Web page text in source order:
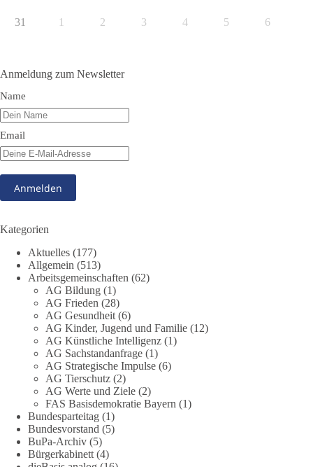
Im Politischen Frühschoppen diskutieren die Teilnehmer das
Verhältnis von Mensch, Natur und Grundgesetz.
Beitrag der AG Strategische Impulse
Kann die Natur Träger eigener Grundrechte sein? Oder würde
eine solche Entwicklung das Fundament unseres
beschäftigte sich die Teilnehmer des Politischen
Frühschoppens der AG Strategische Impulse am 19. Juli 2026.
derzeit in Teilen der Umweltbewegung diskutierten
hinausreichen und grundlegende Fragen zum Menschenbild,
zum Rechtsstaat und zur Demokratie aufwerfen. [...]
👉 Hier weiterlesen: https://diebasis-
partei.de/2026/07/grundrechte-der-natur-ein-angriff-auf-das-
grundgesetz/
🟩🟩🟦🟦🟥🟥🟧🟧
Es ging weniger um fertige Antworten als um eine Debatte
darüber, wie Freiheit, Verantwortung, Naturschutz und
Grundrechte in einer demokratischen Gesellschaft künftig
miteinander in Einklang gebracht werden können.
#dieBasis #natur #grundrechte
31 1 2 3 4 5 6
Anmeldung zum Newsletter
Name
Email
Kategorien
Aktuelles (177)
Allgemein (513)
Arbeitsgemeinschaften (62)
AG Bildung (1)
AG Frieden (28)
AG Gesundheit (6)
AG Kinder, Jugend und Familie (12)
AG Künstliche Intelligenz (1)
AG Sachstandanfrage (1)
AG Strategische Impulse (6)
AG Tierschutz (2)
AG Werte und Ziele (2)
FAS Basisdemokratie Bayern (1)
Bundesparteitag (1)
Bundesvorstand (5)
BuPa-Archiv (5)
Bürgerkabinett (4)